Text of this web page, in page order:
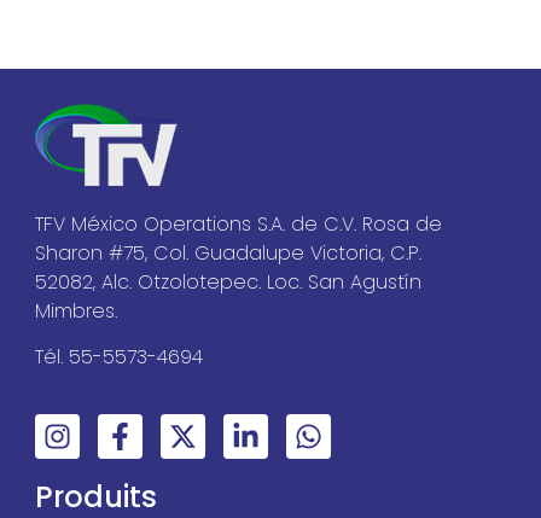
TFV México Operations S.A. de C.V. Rosa de
Sharon #75, Col. Guadalupe Victoria, C.P.
52082, Alc. Otzolotepec. Loc. San Agustín
Mimbres.
Tél. 55-5573-4694
Produits